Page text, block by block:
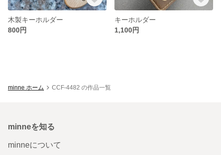
木製キーホルダー
800円
キーホルダー
1,100円
minne ホーム CCF-4482 の作品一覧
minneを知る
minneについて